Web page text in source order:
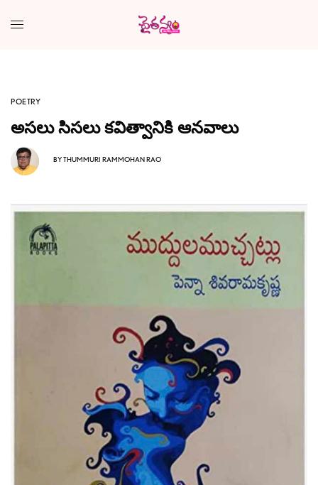
POETRY
అసలు సిసలు కవిత్వానికి ఆనవాలు
BYTHUMMURI RAMMOHAN RAO